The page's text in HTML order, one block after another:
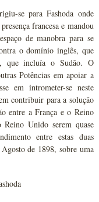
se para Fashoda onde
francesa e mandou
de manobra para se
o domínio inglês, que
que incluía o Sudão. O
Potências em apoiar a
em intrometer-se neste
contribuir para a solução
entre a França e o Reino
Unido serem quase
entre estas duas
de 1898, sobre uma